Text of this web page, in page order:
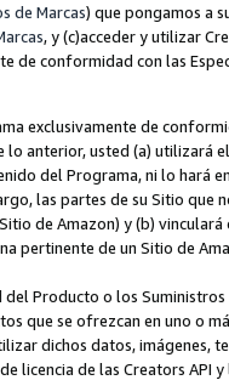
de Marcas) que pongamos a
, y (c)acceder y utilizar
de conformidad con las
exclusivamente de
anterior, usted (a) utilizará
del Programa, ni lo hará
las partes de su Sitio
de Amazon) y (b)
pertinente de un Sitio de
del Producto o los
que se ofrezcan en uno o
dichos datos,
licencia de las Creators API